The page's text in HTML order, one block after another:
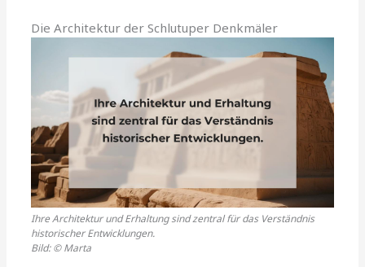
Die Architektur der Schlutuper Denkmäler
Ihre Architektur und Erhaltung sind zentral für das Verständnis
historischer Entwicklungen.
Bild: © Marta